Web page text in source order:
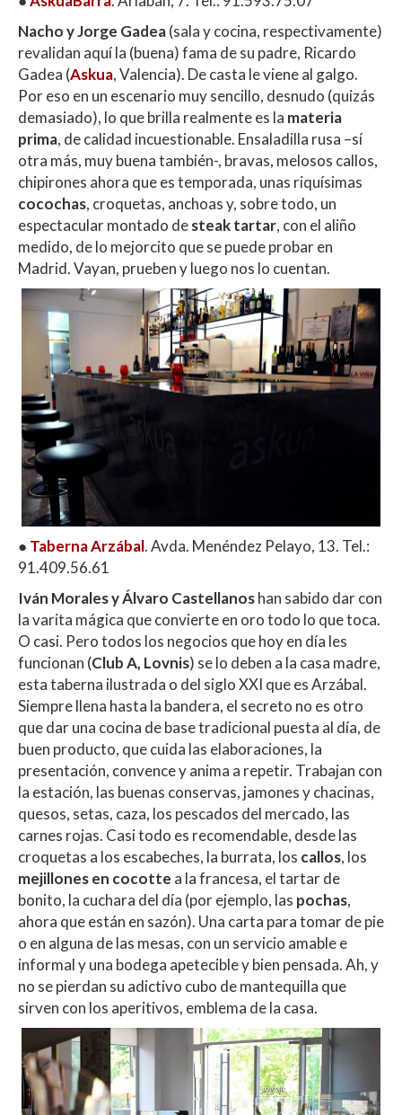
Nacho y Jorge Gadea(sala y cocina, respectivamente)
revalidan aquí la (buena) fama de su padre, Ricardo
Gadea (Askua, Valencia). De casta le viene al galgo.
Por eso en un escenario muy sencillo, desnudo (quizás
demasiado), lo que brilla realmente es la materia
prima, de calidad incuestionable. Ensaladilla rusa –sí
otra más, muy buena también-, bravas, melosos callos,
chipirones ahora que es temporada, unas riquísimas
cocochas, croquetas, anchoas y, sobre todo, un
espectacular montado desteak tartar, con el aliño
medido, de lo mejorcito que se puede probar en
Madrid. Vayan, prueben y luego nos lo cuentan.
● Taberna Arzábal. Avda. Menéndez Pelayo, 13. Tel.:
91.409.56.61
Iván Morales y Álvaro Castellanoshan sabido dar con
la varita mágica que convierte en oro todo lo que toca.
O casi. Pero todos los negocios que hoy en día les
funcionan (Club A, Lovnis) se lo deben a la casa madre,
esta taberna ilustrada o del siglo XXI que es Arzábal.
Siempre llena hasta la bandera, el secreto no es otro
que dar una cocina de base tradicional puesta al día, de
buen producto, que cuida las elaboraciones, la
presentación, convence y anima a repetir. Trabajan con
la estación, las buenas conservas, jamones y chacinas,
quesos, setas, caza, los pescados del mercado, las
carnes rojas. Casi todo es recomendable, desde las
croquetas a los escabeches, la burrata, los callos, los
mejillones en cocotte a la francesa, el tartar de
bonito, la cuchara del día (por ejemplo, las pochas,
ahora que están en sazón). Una carta para tomar de pie
o en alguna de las mesas, con un servicio amable e
informal y una bodega apetecible y bien pensada. Ah, y
no se pierdan su adictivo cubo de mantequilla que
sirven con los aperitivos, emblema de la casa.